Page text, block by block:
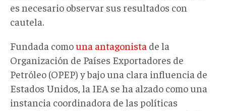
es necesario observar sus resultados con
cautela.
Fundada comouna antagonista de la
Organización de Países Exportadores de
Petróleo (OPEP) y bajo una clara influencia de
Estados Unidos, la IEA se ha alzado como una
instancia coordinadora de las políticas